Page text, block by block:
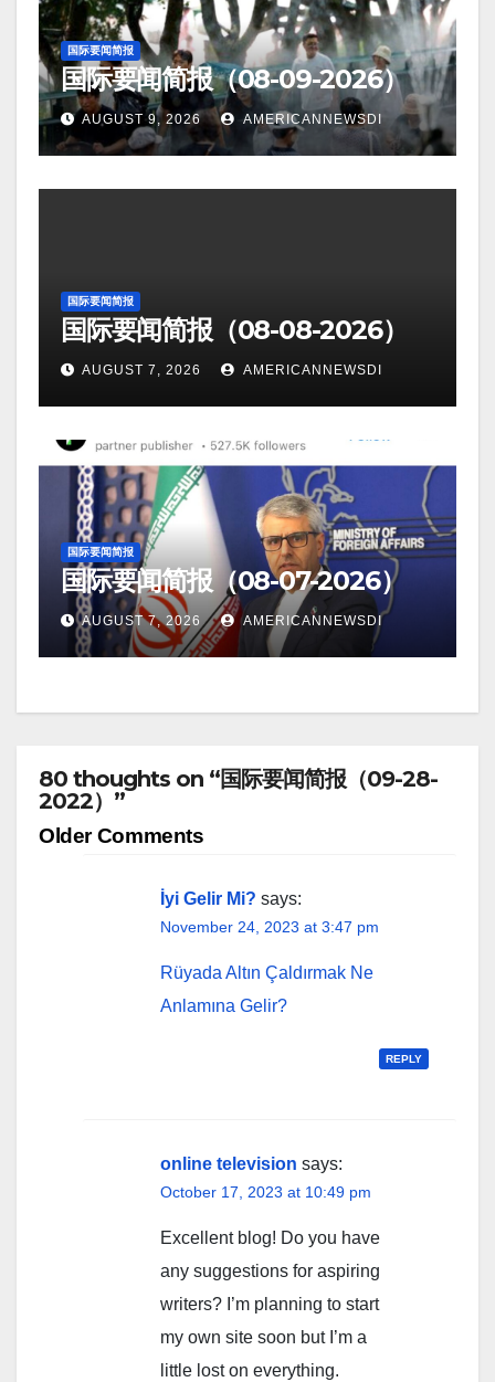
国际要闻简报
国际要闻简报（08-09-2026）
AUGUST 9, 2026 AMERICANNEWSDI
国际要闻简报
国际要闻简报（08-08-2026）
AUGUST 7, 2026 AMERICANNEWSDI
国际要闻简报
国际要闻简报（08-07-2026）
AUGUST 7, 2026 AMERICANNEWSDI
80 thoughts on “国际要闻简报（09-28-
2022）”
Comment
navigation
Older Comments
İyi Gelir Mi? says:
November 24, 2023 at 3:47 pm
Rüyada Altın Çaldırmak Ne
Anlamına Gelir?
REPLY
online television says:
October 17, 2023 at 10:49 pm
Excellent blog! Do you have
any suggestions for aspiring
writers? I’m planning to start
my own site soon but I’m a
little lost on everything.